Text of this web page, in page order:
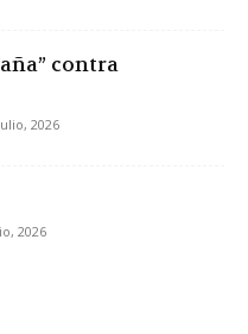
contra
2026
2026